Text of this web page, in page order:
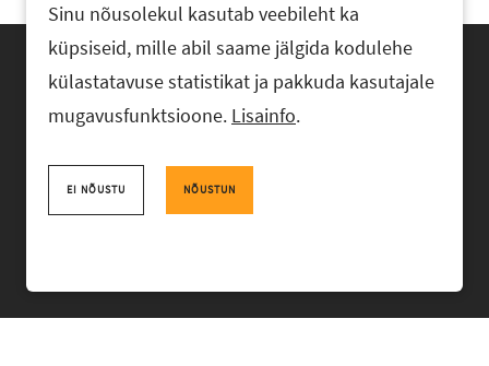
+372 618 0820,rask@rask.ee
Sinu nõusolekul kasutab veebileht ka
küpsiseid, mille abil saame jälgida kodulehe
külastatavuse statistikat ja pakkuda kasutajale
mugavusfunktsioone. Lisainfo.
EI NÕUSTU NÕUSTUN